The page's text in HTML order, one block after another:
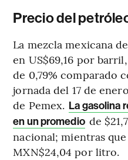
Precio del
La mezcla mexicana
en US$69,16 por
de 0,79% comparado
jornada del 17 de
de Pemex. La gasolina
en un promedio de
nacional; mientras
MXN$24,04 por litro.